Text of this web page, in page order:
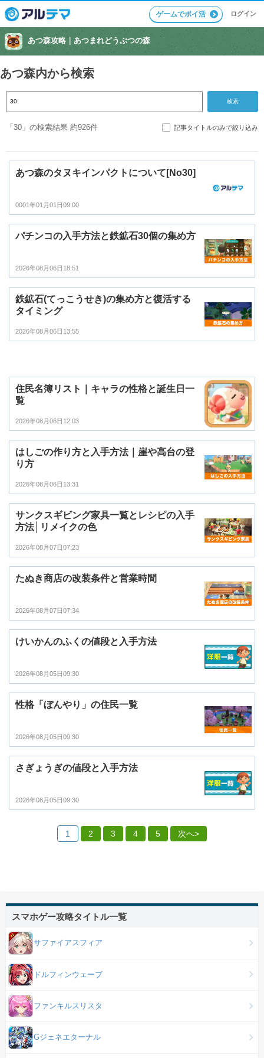
ゲームでポイ活 ログイン
あつ森攻略｜あつまれどうぶつの森
あつ森内から検索
「30」の検索結果 約926件 記事タイトルのみで絞り込み
あつ森のタヌキインパクトについて[No30]
0001年01月01日09:00
パチンコの入手方法と鉄鉱石30個の集め方
2026年08月06日18:51
鉄鉱石(てっこうせき)の集め方と復活する
タイミング
2026年08月06日13:55
住民名簿リスト｜キャラの性格と誕生日一
覧
2026年08月06日12:03
はしごの作り方と入手方法｜崖や高台の登
り方
2026年08月06日13:31
サンクスギビング家具一覧とレシピの入手
方法│リメイクの色
2026年08月07日07:23
たぬき商店の改装条件と営業時間
2026年08月07日07:34
けいかんのふくの値段と入手方法
2026年08月05日09:30
性格「ぼんやり」の住民一覧
2026年08月05日09:30
さぎょうぎの値段と入手方法
2026年08月05日09:30
1 2 3 4 5 次へ>
スマホゲー攻略タイトル一覧
サファイアスフィア
ドルフィンウェーブ
ファンキルスリスタ
Gジェネエターナル